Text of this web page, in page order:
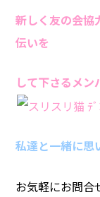
新しく友の会協
伝いを
して下さるメ
私達と一緒に思
お気軽にお問合